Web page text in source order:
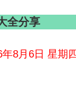
全分享
8月6日 星期